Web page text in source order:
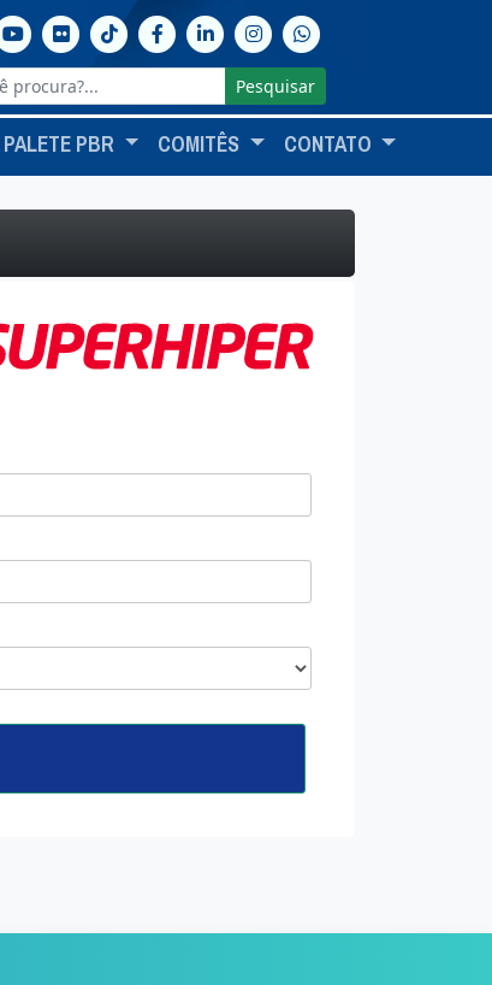
Pesquisar
PALETE PBR COMITÊS CONTATO